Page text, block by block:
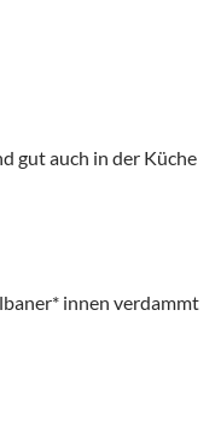
gut auch in der Küche
innen verdammt